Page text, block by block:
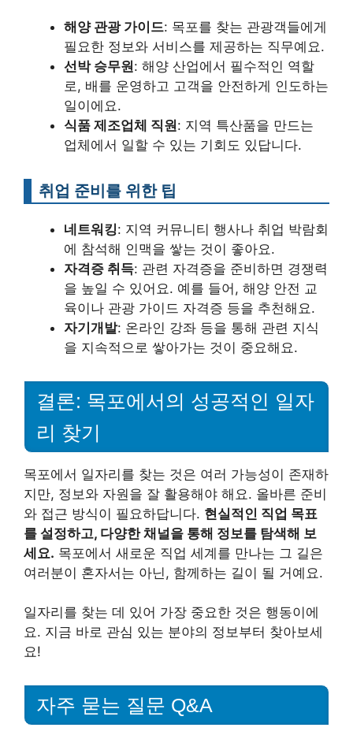
해양 관광 가이드: 목포를 찾는 관광객들에게
필요한 정보와 서비스를 제공하는 직무예요.
선박 승무원: 해양 산업에서 필수적인 역할
로, 배를 운영하고 고객을 안전하게 인도하는
일이에요.
식품 제조업체 직원: 지역 특산품을 만드는
업체에서 일할 수 있는 기회도 있답니다.
취업 준비를 위한 팁
네트워킹: 지역 커뮤니티 행사나 취업 박람회
에 참석해 인맥을 쌓는 것이 좋아요.
자격증 취득: 관련 자격증을 준비하면 경쟁력
을 높일 수 있어요. 예를 들어, 해양 안전 교
육이나 관광 가이드 자격증 등을 추천해요.
자기개발: 온라인 강좌 등을 통해 관련 지식
을 지속적으로 쌓아가는 것이 중요해요.
결론: 목포에서의 성공적인 일자
리 찾기
목포에서 일자리를 찾는 것은 여러 가능성이 존재하
지만, 정보와 자원을 잘 활용해야 해요. 올바른 준비
와 접근 방식이 필요하답니다. 현실적인 직업 목표
를 설정하고, 다양한 채널을 통해 정보를 탐색해 보
세요. 목포에서 새로운 직업 세계를 만나는 그 길은
여러분이 혼자서는 아닌, 함께하는 길이 될 거예요.
일자리를 찾는 데 있어 가장 중요한 것은 행동이에
요. 지금 바로 관심 있는 분야의 정보부터 찾아보세
요!
자주 묻는 질문 Q&A